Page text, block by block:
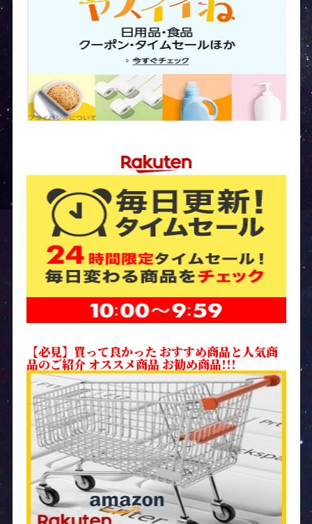
【必見】買って良かった おすすめ商品と人気商
品のご紹介 オススメ商品 お勧め商品!!!